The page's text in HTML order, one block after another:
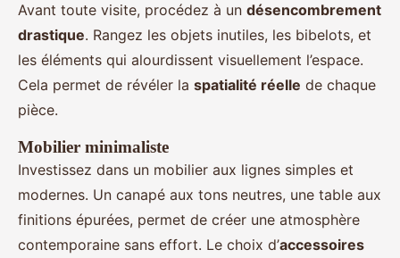
Avant toute visite, procédez à un désencombrement
drastique. Rangez les objets inutiles, les bibelots, et
les éléments qui alourdissent visuellement l’espace.
Cela permet de révéler la spatialité réelle de chaque
pièce.
Mobilier minimaliste
Investissez dans un mobilier aux lignes simples et
modernes. Un canapé aux tons neutres, une table aux
finitions épurées, permet de créer une atmosphère
contemporaine sans effort. Le choix d’accessoires